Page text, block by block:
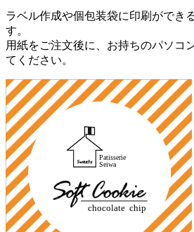
ラベル作成や個包装袋に印刷ができ
す。
用紙をご注文後に、お持ちのパソコ
てください。